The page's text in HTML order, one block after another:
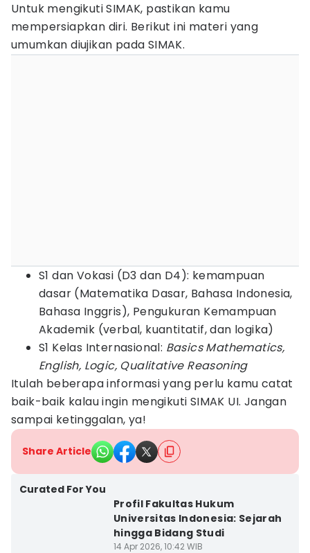
Untuk mengikuti SIMAK, pastikan kamu
mempersiapkan diri. Berikut ini materi yang
umumkan diujikan pada SIMAK.
S1 dan Vokasi (D3 dan D4): kemampuan
dasar (Matematika Dasar, Bahasa Indonesia,
Bahasa Inggris), Pengukuran Kemampuan
Akademik (verbal, kuantitatif, dan logika)
S1 Kelas Internasional: Basics Mathematics,
English, Logic, Qualitative Reasoning
Itulah beberapa informasi yang perlu kamu catat
baik-baik kalau ingin mengikuti SIMAK UI. Jangan
sampai ketinggalan, ya!
Share Article
Curated For You
Profil Fakultas Hukum
Universitas Indonesia: Sejarah
hingga Bidang Studi
14 Apr 2026, 10:42 WIB